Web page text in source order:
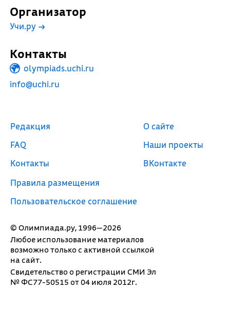
Организатор
Учи.ру →
Контакты
olympiads.uchi.ru
info@uchi.ru
© Олимпиада.ру, 1996—2026
Любое использование материалов
возможно только с активной ссылкой
на сайт.
Свидетельство о регистрации СМИ Эл
№ ФС77-50515 от 04 июля 2012г.
Редакция
FAQ
Контакты
Правила размещения
Пользовательское соглашение
О сайте
Наши проекты
ВКонтакте